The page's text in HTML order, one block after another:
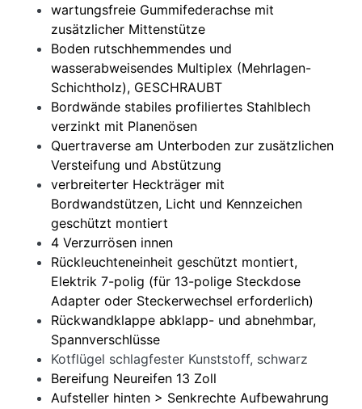
wartungsfreie Gummifederachse mit
zusätzlicher Mittenstütze
Boden rutschhemmendes und
wasserabweisendes Multiplex (Mehrlagen-
Schichtholz), GESCHRAUBT
Bordwände stabiles profiliertes Stahlblech
verzinkt mit Planenösen
Quertraverse am Unterboden zur zusätzlichen
Versteifung und Abstützung
verbreiterter Heckträger mit
Bordwandstützen, Licht und Kennzeichen
geschützt montiert
4 Verzurrösen innen
Rückleuchteneinheit geschützt montiert,
Elektrik 7-polig (für 13-polige Steckdose
Adapter oder Steckerwechsel erforderlich)
Rückwandklappe abklapp- und abnehmbar,
Spannverschlüsse
Kotflügel schlagfester Kunststoff, schwarz
Bereifung Neureifen 13 Zoll
Aufsteller hinten > Senkrechte Aufbewahrung